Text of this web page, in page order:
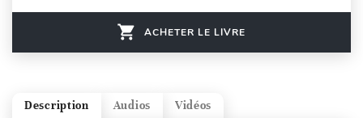
ACHETER LE LIVRE
Vidéos
Audios
Description